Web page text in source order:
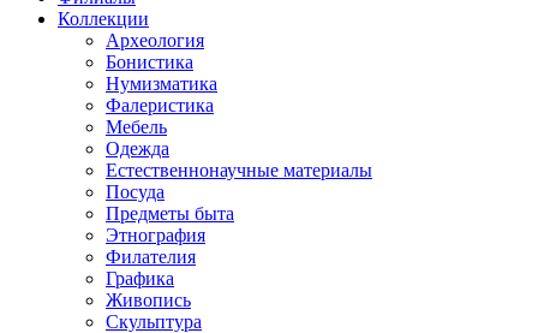
Коллекции
Археология
Бонистика
Нумизматика
Фалеристика
Мебель
Одежда
Естественнонаучные материалы
Посуда
Предметы быта
Этнография
Филателия
Графика
Живопись
Скульптура